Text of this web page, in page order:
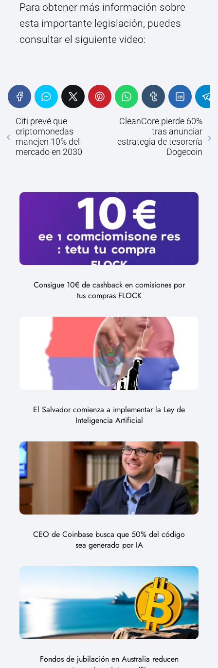
Para obtener más información sobre
esta importante legislación, puedes
consultar el siguiente video:
Citi prevé que
criptomonedas
manejen 10% del
mercado en 2030
CleanCore pierde 60%
tras anunciar
estrategia de tesorería
Dogecoin
Consigue 10€ de cashback en comisiones por
tus compras FLOCK
El Salvador comienza a implementar la Ley de
Inteligencia Artificial
CEO de Coinbase busca que 50% del código
sea generado por IA
Fondos de jubilación en Australia reducen